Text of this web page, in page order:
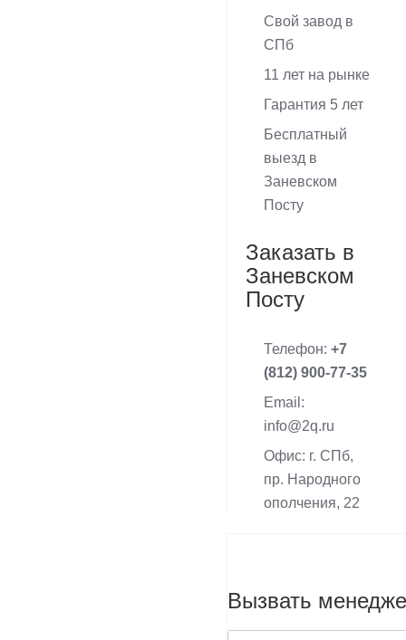
Свой завод в
СПб
11 лет на рынке
Гарантия 5 лет
Бесплатный
выезд в
Заневском
Посту
Заказать в
Заневском
Посту
Телефон: +7
(812) 900-77-35
Email:
info@2q.ru
Офис: г. СПб,
пр. Народного
ополчения, 22
Вызвать